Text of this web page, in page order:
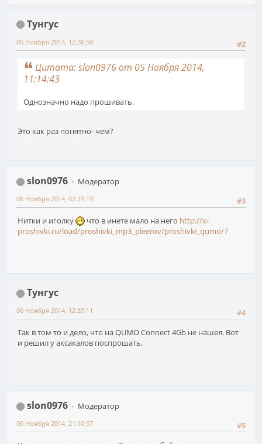
Тунгус
#2
05 Ноября 2014, 12:36:58
Цитата: slon0976 от 05 Ноября 2014,
11:14:43
Однозначно надо прошивать.
Это как раз понятно- чем?
slon0976
Модератор
#3
06 Ноября 2014, 02:19:19
Нитки и иголку что в инете мало на него http://x-
proshivki.ru/load/proshivki_mp3_pleerov/proshivki_qumo/7
Тунгус
#4
06 Ноября 2014, 12:33:11
Так в том то и дело, что на QUMO Connect 4Gb не нашел. Вот
и решил у аксакалов поспрошать.
slon0976
Модератор
#5
06 Ноября 2014, 21:10:57